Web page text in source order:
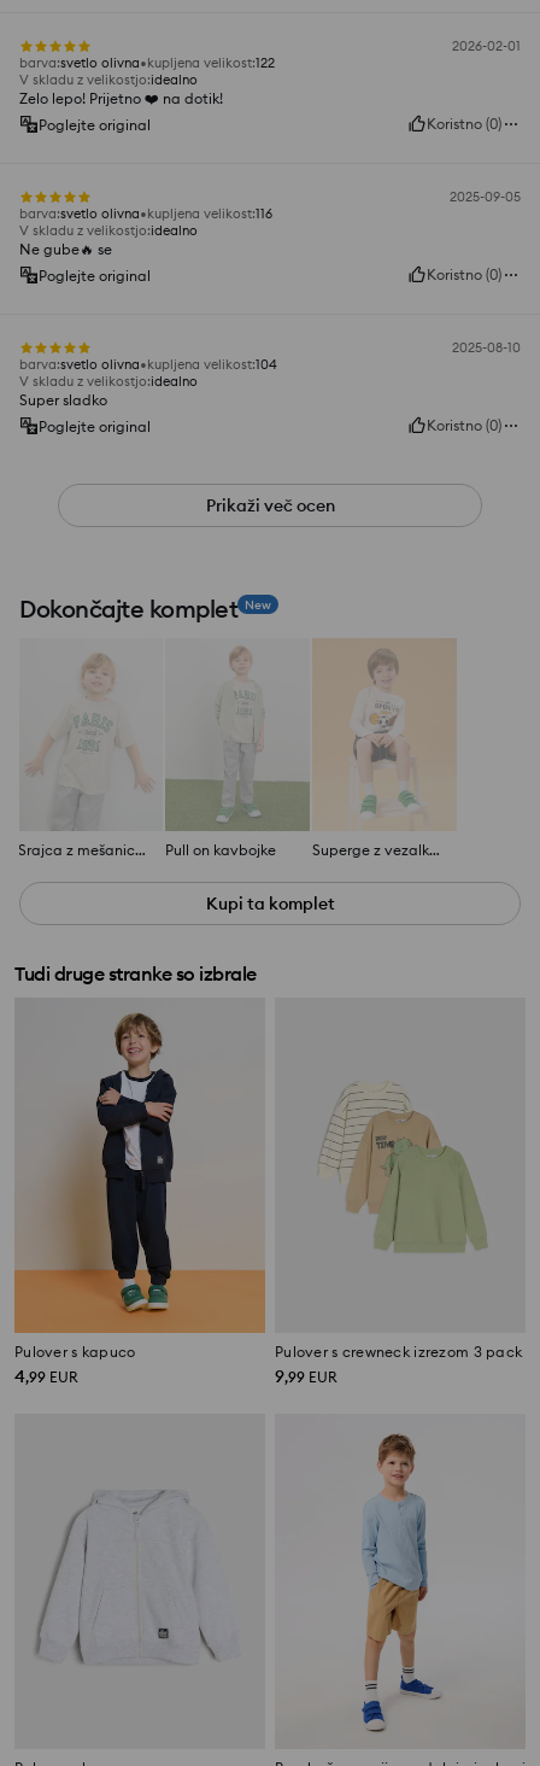
2026-02-01
barva:svetlo olivna kupljena velikost:122
V skladu z velikostjo:idealno
Zelo lepo! Prijetno ❤️ na dotik!
Poglejte original
Koristno (0)
2025-09-05
barva:svetlo olivna kupljena velikost:116
V skladu z velikostjo:idealno
Ne gube🔥 se
Poglejte original
Koristno (0)
2025-08-10
barva:svetlo olivna kupljena velikost:104
V skladu z velikostjo:idealno
Super sladko
Poglejte original
Koristno (0)
Prikaži več ocen
Dokončajte komplet New
Srajca z mešanico lana Pull on kavbojke Superge z vezalkami
Kupi ta komplet
Tudi druge stranke so izbrale
Pulover s kapuco
4,99 EUR
Pulover s crewneck izrezom 3 pack
9,99 EUR